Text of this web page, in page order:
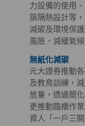
力設備的使用
築隔熱設計等
減碳及環境保
風險，減緩氣
無紙化減碳
元大證券推動
及教育訓練，
放量，透過簡
更推動臨櫃作
資人「一戶三